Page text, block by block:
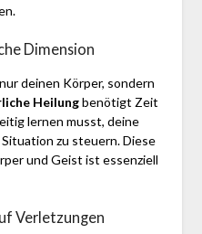
Dimension
deinen Körper, sondern
Heilungbenötigt Zeit
lernen musst, deine
zu steuern. Diese
und Geist ist essenziell
Verletzungen